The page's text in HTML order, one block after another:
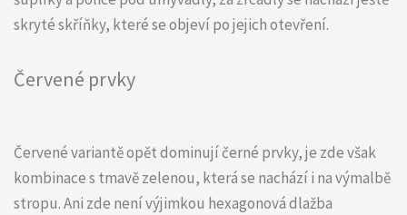
skryté skříňky, které se objeví po jejich otevření.
Červené prvky
Červené variantě opět dominují černé prvky, je zde však
kombinace s tmavě zelenou, která se nachází i na výmalbě
stropu. Ani zde není výjimkou hexagonová dlažba